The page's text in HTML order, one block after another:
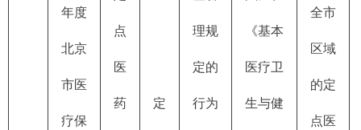
年度
北京
市医
疗保
点
医
药 定
理规
定的
行为
《基本
医疗卫
生与健
全市
区域
的定
点医